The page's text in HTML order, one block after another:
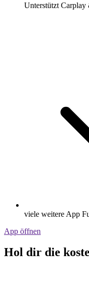
Unterstützt
viele weitere App
App öffnen
Hol dir die